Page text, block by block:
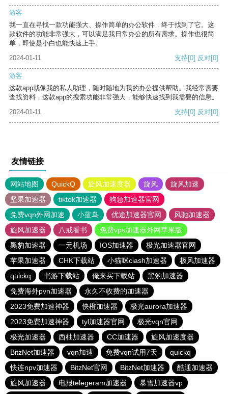
游客
我一直在寻找一款功能强大、操作简单的办公软件，终于找到了它。这
款软件的功能非常强大，可以满足我日常办公的所有需求。操作也很简
单，即使是小白也能快速上手。
2024-01-11
支持[0] 反对[0]
游客
这款app就像我的私人助理，随时随地为我的办公提供帮助。我经常需要
查找资料，这款app的搜索功能非常强大，能够快速找到我需要的信息。
2024-01-11
支持[0] 反对[0]
友情链接
网站地图 QuickQ 旋风加速度器 旋风
旋风加速
坚果加速器
tiktok加速器
狗急加速器官网
免费vqn外网加速
小蓝鸟 优途加速器官网
风驰加速器
旋风加速器
八戒看书
免费vps加速器外网苹果版
黑豹加速器
一元机场 IOS加速器
极光加速器官网
苹果加速器
CHK下载站 小猫咪ciash加速器
极风加速器
quickq
书游下载站 俺来买下载站
黑豹加速器
免费海外pvn加速器
永久不收费的加速器
2023免费加速神器
快橙加速器
极光aurora加速器
2023免费加速神器
tyl加速器官网
极光vqn官网
极光加速器
西柚加速器 CC加速器
旋风加速度器
BitzNet加速器
vqn加速 免费vqn试用7天
quickq
快连npv加速器
BitzNet官网 BitzNet加速器
酷通加速器
旋风加速器
电报telegeram加速器 暴雪加速器vp